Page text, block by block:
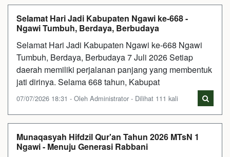
Selamat Hari Jadi Kabupaten Ngawi ke-668 -
Ngawi Tumbuh, Berdaya, Berbudaya
Selamat Hari Jadi Kabupaten Ngawi ke-668 Ngawi
Tumbuh, Berdaya, Berbudaya 7 Juli 2026 Setiap
daerah memiliki perjalanan panjang yang membentuk
jati dirinya. Selama 668 tahun, Kabupat
07/07/2026 18:31 - Oleh Administrator - Dilihat 111 kali
Munaqasyah Hifdzil Qur'an Tahun 2026 MTsN 1
Ngawi - Menuju Generasi Rabbani